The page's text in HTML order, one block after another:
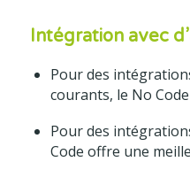
Intégration avec
Pour des
courants, le No
Pour des
Code offre une